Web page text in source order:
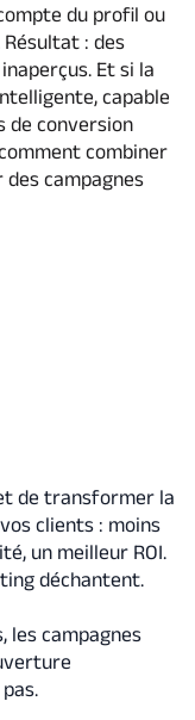
du profil ou
: des
Et si la
capable
de conversion
combiner
campagnes
de transformer la
clients : moins
un meilleur ROI.
déchantent.
les campagnes